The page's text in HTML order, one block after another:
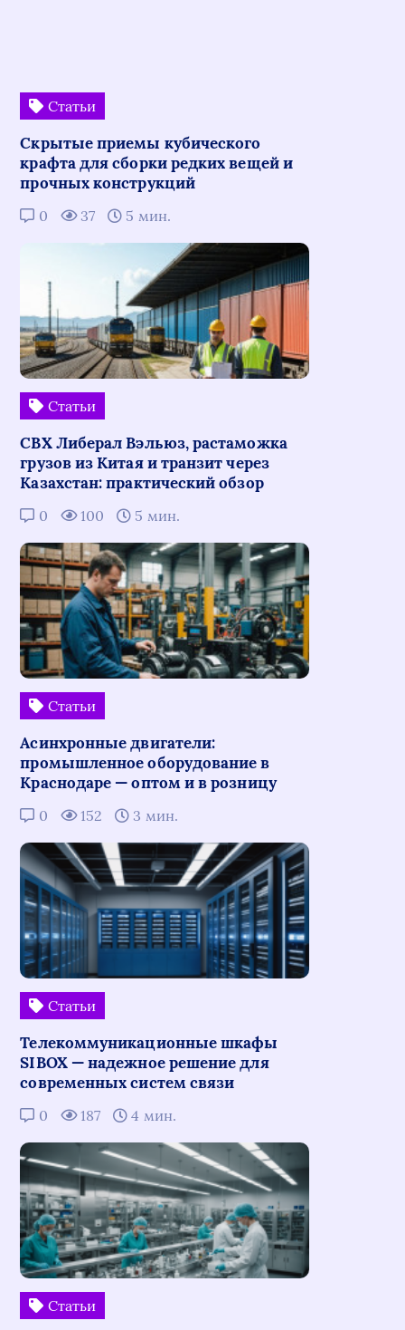
Статьи
Скрытые приемы кубического
крафта для сборки редких вещей и
прочных конструкций
0 37 5 мин.
Статьи
СВХ Либерал Вэльюз, растаможка
грузов из Китая и транзит через
Казахстан: практический обзор
0 100 5 мин.
Статьи
Асинхронные двигатели:
промышленное оборудование в
Краснодаре — оптом и в розницу
0 152 3 мин.
Статьи
Телекоммуникационные шкафы
SIBOX — надежное решение для
современных систем связи
0 187 4 мин.
Статьи